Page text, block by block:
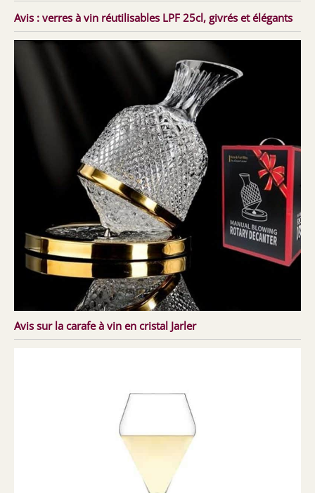
Avis : verres à vin réutilisables LPF 25cl, givrés et élégants
Avis sur la carafe à vin en cristal Jarler